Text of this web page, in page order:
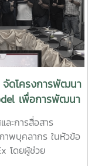
จัดโครงการพัฒนา
เพื่อการพัฒนา
ะการสื่อสาร
พบุคลากร ในหัวข้อ
โดยผู้ช่วย